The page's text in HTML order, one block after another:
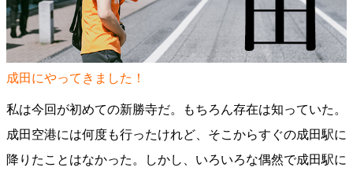
成田にやってきました！
私は今回が初めての新勝寺だ。もちろん存在は知っていた。
成田空港には何度も行ったけれど、そこからすぐの成田駅に
降りたことはなかった。しかし、いろいろな偶然で成田駅に